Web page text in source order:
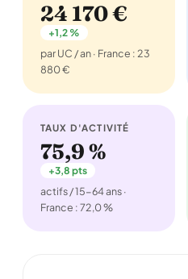
24 170 €
+1,2 %
par UC / an · France : 23
880 €
TAUX D'ACTIVITÉ
75,9 %
+3,8 pts
actifs / 15-64 ans ·
France : 72,0 %